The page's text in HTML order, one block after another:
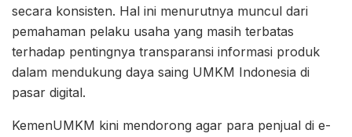
secara konsisten. Hal ini menurutnya muncul dari
pemahaman pelaku usaha yang masih terbatas
terhadap pentingnya transparansi informasi produk
dalam mendukung daya saing UMKM Indonesia di
pasar digital.
KemenUMKM kini mendorong agar para penjual di e-